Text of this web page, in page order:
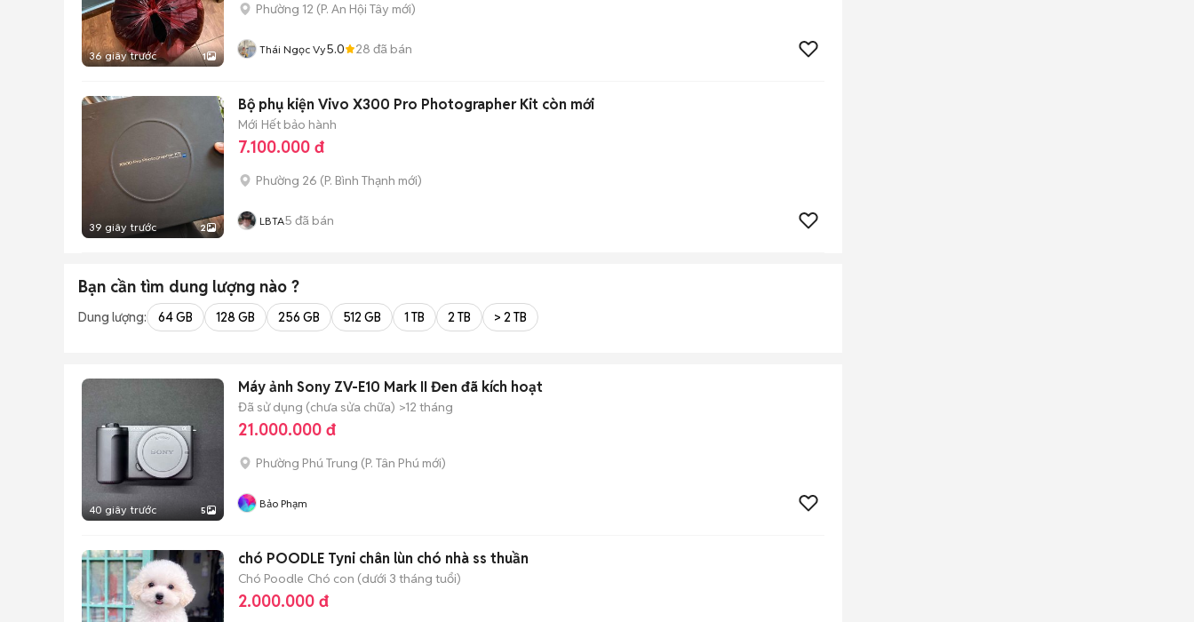
36 giây trước 1
Phường 12 (P. An Hội Tây mới)
Thái Ngọc Vy5.0 28 đã bán
39 giây trước 2
Bộ phụ kiện Vivo X300 Pro Photographer Kit còn mới
Mới Hết bảo hành
7.100.000 đ
Phường 26 (P. Bình Thạnh mới)
LBTA5 đã bán
Bạn cần tìm dung lượng nào ?
Dung lượng: 64 GB 128 GB 256 GB 512 GB 1 TB 2 TB > 2 TB
40 giây trước 5
Máy ảnh Sony ZV-E10 Mark II Đen đã kích hoạt
Đã sử dụng (chưa sửa chữa) >12 tháng
21.000.000 đ
Phường Phú Trung (P. Tân Phú mới)
Bảo Phạm
chó POODLE Tyni chân lùn chó nhà ss thuần
Chó Poodle Chó con (dưới 3 tháng tuổi)
2.000.000 đ